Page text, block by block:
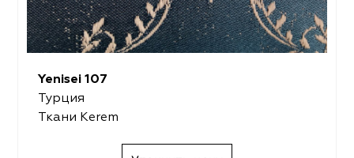
Yenisei 107
Турция
Ткани Kerem